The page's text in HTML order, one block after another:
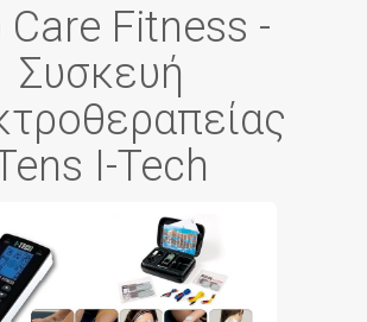
Care Fitness -
Συσκευή
I-Tech